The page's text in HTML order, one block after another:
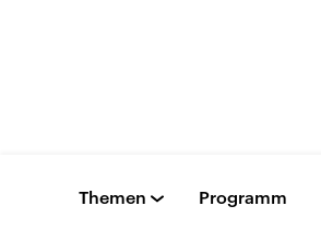
Themen Programm